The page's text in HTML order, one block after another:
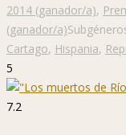
2014 (ganador/a),
(ganador/a)
Cartago, Hispania,
5
7.2